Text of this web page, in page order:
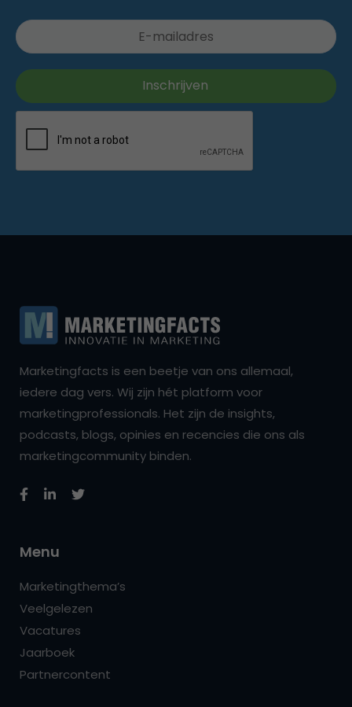
Marketingfacts is een beetje van ons allemaal,
iedere dag vers. Wij zijn hét platform voor
marketingprofessionals. Het zijn de insights,
podcasts, blogs, opinies en recencies die ons als
marketingcommunity binden.
Menu
Marketingthema’s
Veelgelezen
Vacatures
Jaarboek
Partnercontent